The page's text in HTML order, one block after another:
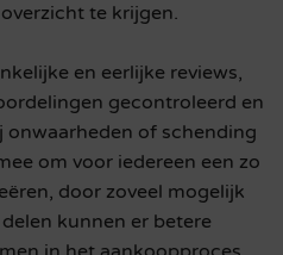
te krijgen.
en eerlijke reviews,
gecontroleerd en
onwaarheden of schending
om voor iedereen een zo
door zoveel mogelijk
kunnen er betere